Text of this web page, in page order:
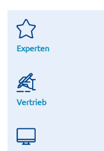
Experten
Vertrieb